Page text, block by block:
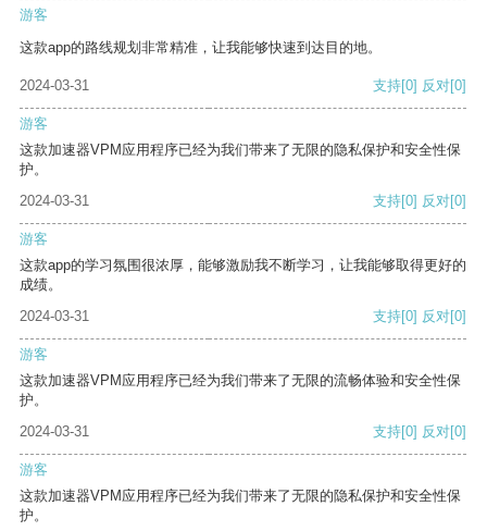
游客
这款app的路线规划非常精准，让我能够快速到达目的地。
2024-03-31 支持[0] 反对[0]
游客
这款加速器VPM应用程序已经为我们带来了无限的隐私保护和安全性保
护。
2024-03-31
支持[0] 反对[0]
游客
这款app的学习氛围很浓厚，能够激励我不断学习，让我能够取得更好的
成绩。
2024-03-31
支持[0] 反对[0]
游客
这款加速器VPM应用程序已经为我们带来了无限的流畅体验和安全性保
护。
2024-03-31
支持[0] 反对[0]
游客
这款加速器VPM应用程序已经为我们带来了无限的隐私保护和安全性保
护。